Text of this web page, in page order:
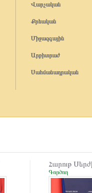
Վարչական
Քրեական
Միջազգային
Արբիտրաժ
Սահմանադրական
Հարութ
Գործող